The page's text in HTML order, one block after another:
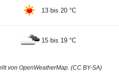
13 bis 20 °C
15 bis 19 °C
von OpenWeatherMap. (CC BY-SA)